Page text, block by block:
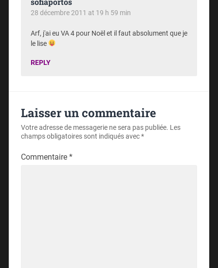
28 décembre 2011 at 19 h 59 min
Arf, j'ai eu VA 4 pour Noël et il faut absolument que je
le lise
REPLY
Laisser un commentaire
Votre adresse de messagerie ne sera pas publiée. Les
champs obligatoires sont indiqués avec*
Commentaire *